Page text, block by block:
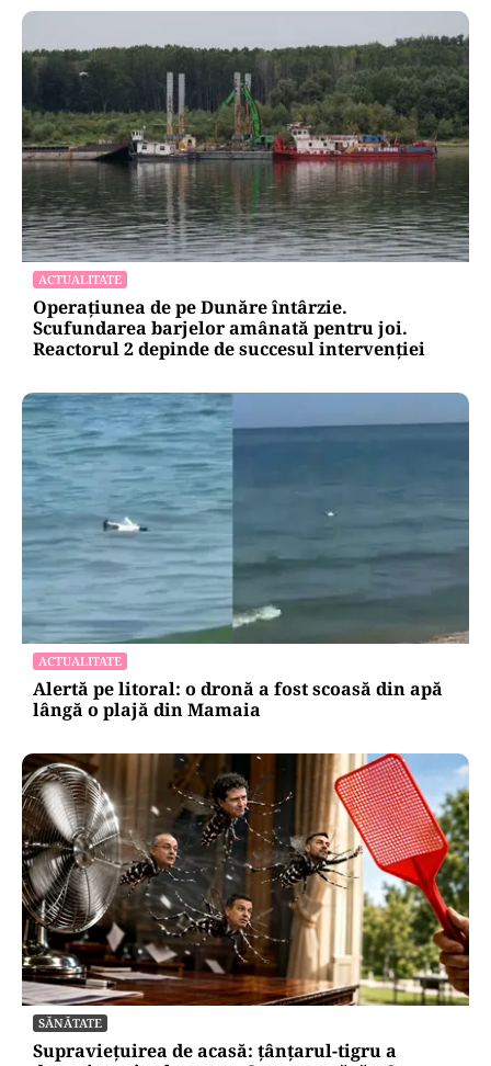
ACTUALITATE
Operațiunea de pe Dunăre întârzie.
Scufundarea barjelor amânată pentru joi.
Reactorul 2 depinde de succesul intervenției
ACTUALITATE
Alertă pe litoral: o dronă a fost scoasă din apă
lângă o plajă din Mamaia
SĂNĂTATE
Supraviețuirea de acasă: țânțarul-tigru a